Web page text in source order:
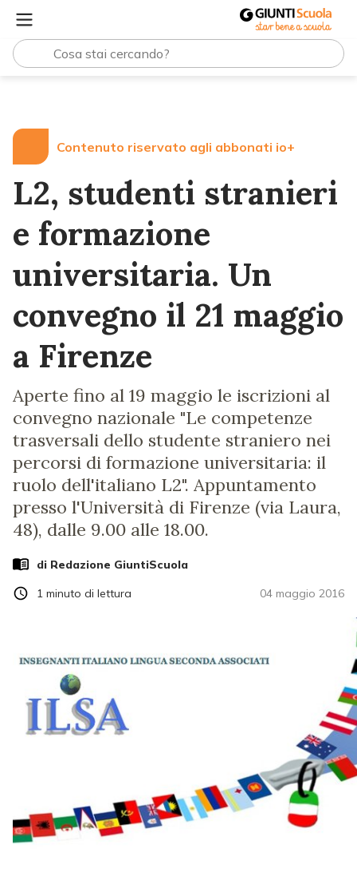
Contenuto riservato agli abbonati io+
L2, studenti stranieri
e formazione
universitaria. Un
convegno il 21 maggio
a Firenze
Aperte fino al 19 maggio le iscrizioni al
convegno nazionale "Le competenze
trasversali dello studente straniero nei
percorsi di formazione universitaria: il
ruolo dell'italiano L2". Appuntamento
presso l'Università di Firenze (via Laura,
48), dalle 9.00 alle 18.00.
di Redazione GiuntiScuola
04 maggio 2016
1 minuto di lettura